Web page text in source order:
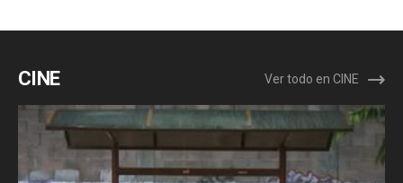
CINE Ver todo en CINE